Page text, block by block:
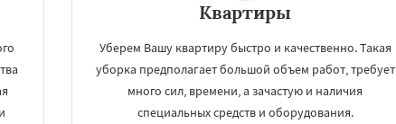
×
Квартиры
Уберем Вашу квартиру быстро и качественно. Такая
уборка предполагает большой объем работ, требует
много сил, времени, а зачастую и наличия
специальных средств и оборудования.
УЗНАТЬ ПОДРОБНЕЕ ×